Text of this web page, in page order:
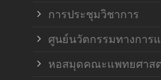
การประชุมวิชาการ
ศูนย์นวัตกรรมทางการแ
หอสมุดคณะแพทยศาส